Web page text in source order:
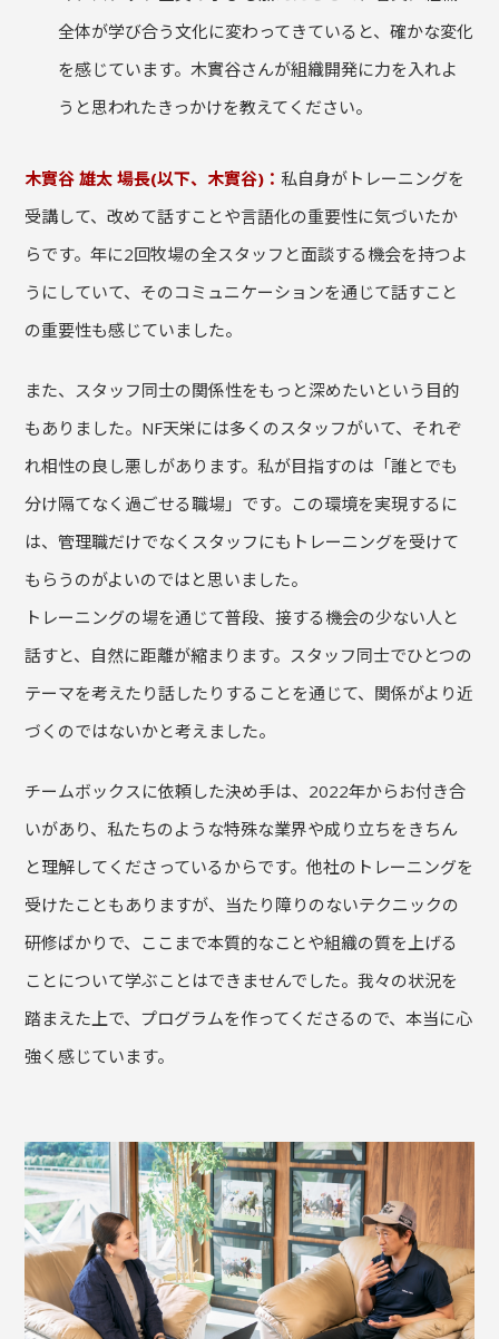
全体が学び合う文化に変わってきていると、確かな変化
を感じています。木實谷さんが組織開発に力を入れよ
うと思われたきっかけを教えてください。
木實谷 雄太 場長(以下、木實谷)：私自身がトレーニングを
受講して、改めて話すことや言語化の重要性に気づいたか
らです。年に2回牧場の全スタッフと面談する機会を持つよ
うにしていて、そのコミュニケーションを通じて話すこと
の重要性も感じていました。
また、スタッフ同士の関係性をもっと深めたいという目的
もありました。NF天栄には多くのスタッフがいて、それぞ
れ相性の良し悪しがあります。私が目指すのは「誰とでも
分け隔てなく過ごせる職場」です。この環境を実現するに
は、管理職だけでなくスタッフにもトレーニングを受けて
もらうのがよいのではと思いました。
トレーニングの場を通じて普段、接する機会の少ない人と
話すと、自然に距離が縮まります。スタッフ同士でひとつの
テーマを考えたり話したりすることを通じて、関係がより近
づくのではないかと考えました。
チームボックスに依頼した決め手は、2022年からお付き合
いがあり、私たちのような特殊な業界や成り立ちをきちん
と理解してくださっているからです。他社のトレーニングを
受けたこともありますが、当たり障りのないテクニックの
研修ばかりで、ここまで本質的なことや組織の質を上げる
ことについて学ぶことはできませんでした。我々の状況を
踏まえた上で、プログラムを作ってくださるので、本当に心
強く感じています。